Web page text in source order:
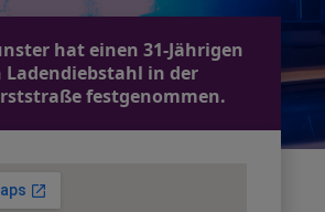
hat einen 31-Jährigen
Ladendiebstahl in der
festgenommen.